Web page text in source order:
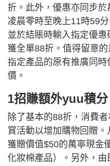
折。此外，優惠亦同步於
凌晨零時至晚上11時59
並於結賬時輸入指定優惠
獲全單88折。值得留意
指定產品的原有推廣同
價。
1招賺額外yuu積分
除了基本的88折，消費
賞活動以增加購物回贈。
獲贈價值$50的萬寧現金
化妝棉產品）。另外，由